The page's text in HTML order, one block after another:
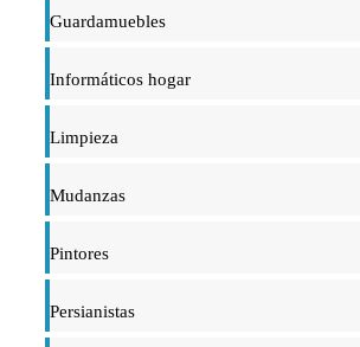
Guardamuebles
Informáticos hogar
Limpieza
Mudanzas
Pintores
Persianistas